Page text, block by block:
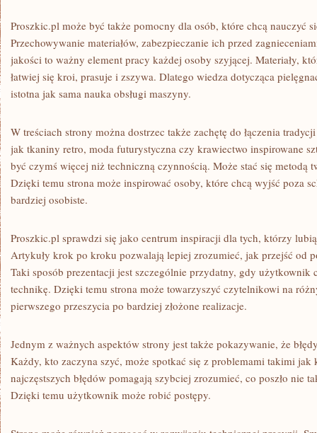
Proszkic.pl może być także pomocny dla osób, które chcą nauczyć
Przechowywanie materiałów, zabezpieczanie ich przed
jakości to ważny element pracy każdej osoby szyjącej. Materiały,
łatwiej się kroi, prasuje i zszywa. Dlatego wiedza dotycząca
istotna jak sama nauka obsługi maszyny.
W treściach strony można dostrzec także zachętę do łączenia
jak tkaniny retro, moda futurystyczna czy krawiectwo inspirowane
być czymś więcej niż techniczną czynnością. Może stać się metodą
Dzięki temu strona może inspirować osoby, które chcą wyjść poza
bardziej osobiste.
Proszkic.pl sprawdzi się jako centrum inspiracji dla tych, którzy
Artykuły krok po kroku pozwalają lepiej zrozumieć, jak przejść od
Taki sposób prezentacji jest szczególnie przydatny, gdy użytkownik
technikę. Dzięki temu strona może towarzyszyć czytelnikowi na
pierwszego przeszycia po bardziej złożone realizacje.
Jednym z ważnych aspektów strony jest także pokazywanie, że
Każdy, kto zaczyna szyć, może spotkać się z problemami takimi jak
najczęstszych błędów pomagają szybciej zrozumieć, co poszło nie
Dzięki temu użytkownik może robić postępy.